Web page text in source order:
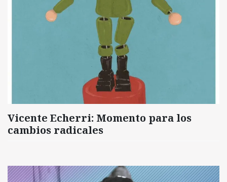
Vicente Echerri: Momento para los
cambios radicales